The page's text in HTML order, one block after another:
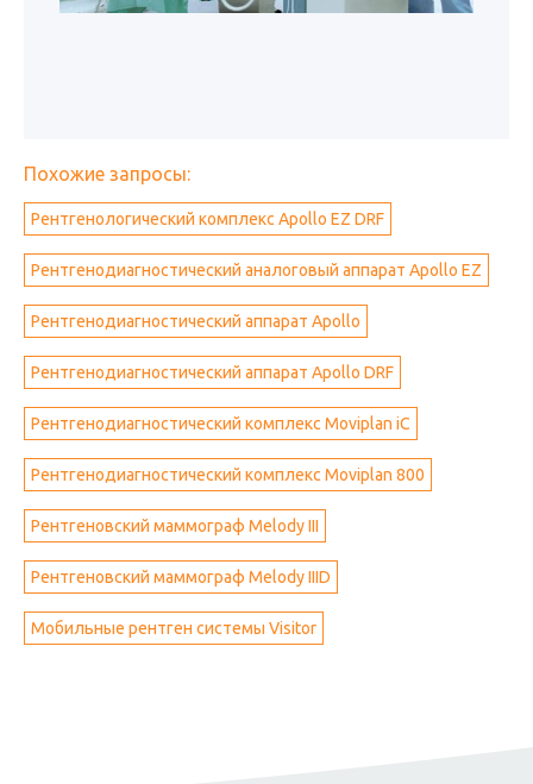
Похожие запросы:
Рентгенологический комплекс Apollo EZ DRF
Рентгенодиагностический аналоговый аппарат Apollo EZ
Рентгенодиагностический аппарат Apollo
Рентгенодиагностический аппарат Apollo DRF
Рентгенодиагностический комплекс Moviplan iC
Рентгенодиагностический комплекс Moviplan 800
Рентгеновский маммограф Melody III
Рентгеновский маммограф Melody IIID
Мобильные рентген системы Visitor